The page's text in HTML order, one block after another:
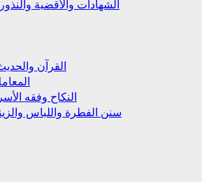
الشهادات والأقضية
القرآن
النكاح وفقه
سنن الفطرة واللباس